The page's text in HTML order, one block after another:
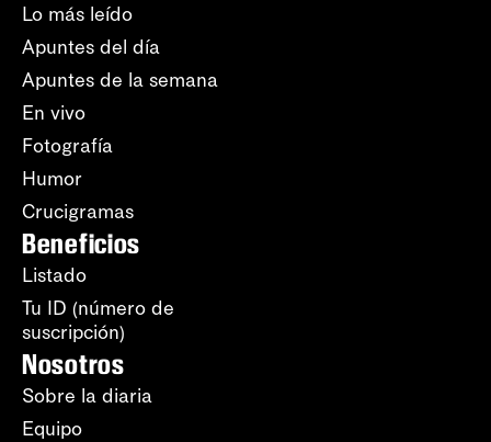
Lo más leído
Apuntes del día
Apuntes de la semana
En vivo
Fotografía
Humor
Crucigramas
Beneficios
Listado
Tu ID (número de
suscripción)
Nosotros
Sobre la diaria
Equipo